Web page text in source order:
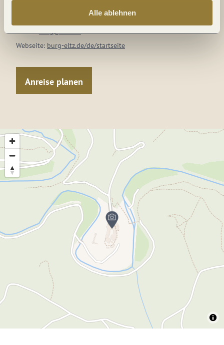
Alle ablehnen
Tel.:(0049) 2672/950500
(0049) 2672/9505050
E-Mail:burg@eltz.de
Webseite: burg-eltz.de/de/startseite
Anreise planen